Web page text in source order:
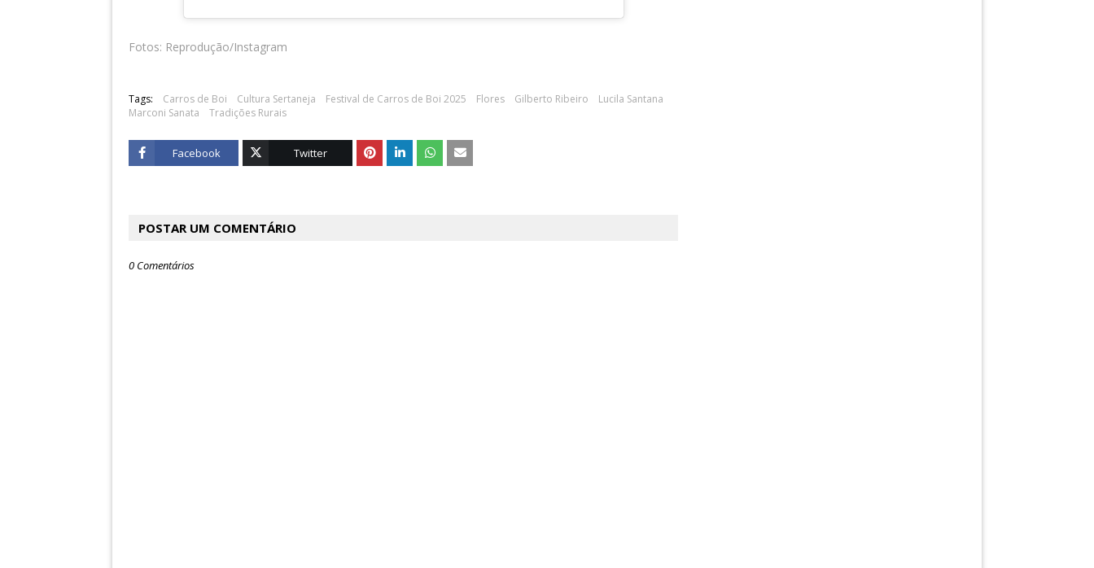
Fotos: Reprodução/Instagram
Tags: Carros de Boi Cultura Sertaneja Festival de Carros de Boi 2025 Flores Gilberto Ribeiro
Lucila Santana
Marconi Sanata
Tradições Rurais
Facebook Twitter
POSTAR UM COMENTÁRIO
0 Comentários